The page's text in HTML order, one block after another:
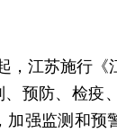
，江苏施行《
预防、检疫
强监测和预